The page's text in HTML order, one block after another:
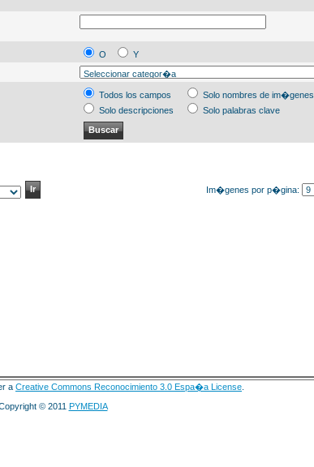
O
Y
Todos los campos
Solo nombres de im�genes
Solo descripciones
Solo palabras clave
Im�genes por p�gina:
a Creative Commons Reconocimiento 3.0 Espa�a License
© 2011 PYMEDIA